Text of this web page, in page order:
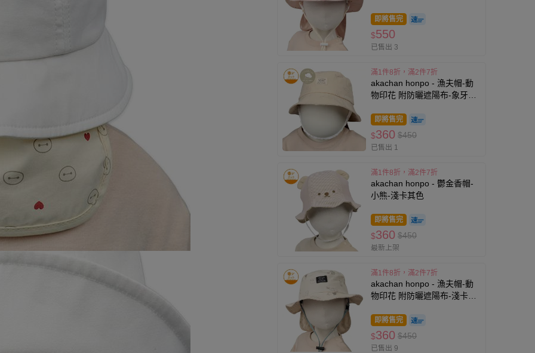
即將售完
$550
已售出 3
滿1件8折，滿2件7折
akachan honpo - 漁夫帽-動
物印花 附防曬遮陽布-象牙白
即將售完
$360 $450
已售出 1
滿1件8折，滿2件7折
akachan honpo - 鬱金香帽-
小熊-淺卡其色
即將售完
$360 $450
最新上架
滿1件8折，滿2件7折
akachan honpo - 漁夫帽-動
物印花 附防曬遮陽布-淺卡其
即將售完
$360 $450
已售出 9